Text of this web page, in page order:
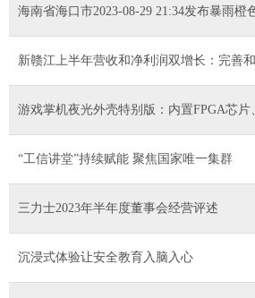
海南省海口市2023-08-29 21:34发布暴雨橙
新赣江上半年营收和净利润双增长：完善
游戏掌机夜光外壳特别版：内置FPGA芯片
“工信讲堂”持续赋能 聚焦国家唯一集群
三力士2023年半年度董事会经营评述
沉浸式体验让安全教育入脑入心